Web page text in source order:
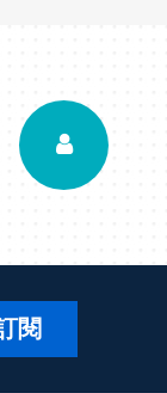
閱